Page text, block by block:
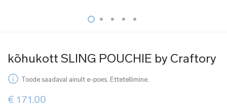
kõhukott SLING POUCHIE by Craftory
Toode saadaval ainult e-poes. Ettetellimine.
€ 171.00